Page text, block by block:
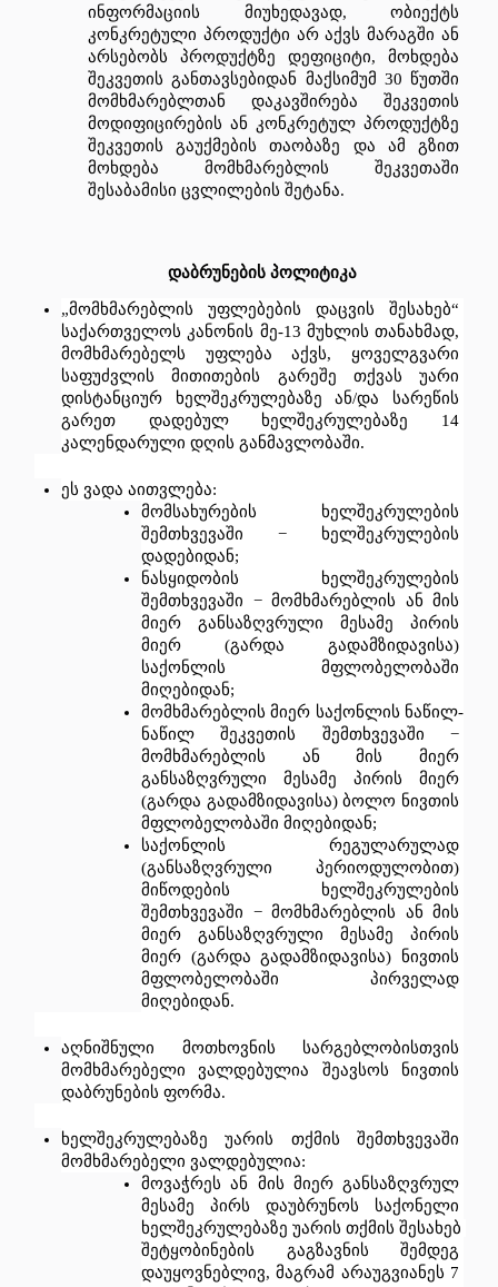
ინფორმაციის
მიუხედავად, ობიექტს
კონკრეტული პროდუქტი არ აქვს მარაგში ან
არსებობს
პროდუქტზე დეფიციტი, მოხდება
შეკვეთის განთავსებიდან მაქსიმუმ 30 წუთში
მომხმარებლთან
დაკავშირება
შეკვეთის
მოდიფიცირების ან კონკრეტულ პროდუქტზე
შეკვეთის
გაუქმების თაობაზე და ამ
გზით
მოხდება
მომხმარებლის
შეკვეთაში
შესაბამისი ცვლილების შეტანა.
დაბრუნების პოლიტიკა
„მომხმარებლის უფლებების დაცვის შესახებ
საქართველოს კანონის მე-13 მუხლის თანახმად
მომხმარებელს
უფლება აქვს, ყოველგვარი
საფუძვლის
მითითების გარეშე თქვას
უარი
დისტანციურ
ხელშეკრულებაზე ან/და
სარეწის
გარეთ
დადებულ ხელშეკრულებაზე
კალენდარული დღის განმავლობაში.
ეს ვადა აითვლება:
მომსახურების
ხელშეკრულების
შემთხვევაში − ხელშეკრულების
დადებიდან;
ნასყიდობის
ხელშეკრულების
შემთხვევაში − მომხმარებლის ან მის
მიერ
განსაზღვრული მესამე
პირის
მიერ (გარდა გადამზიდავისა
საქონლის
მფლობელობაში
მიღებიდან;
მომხმარებლის მიერ საქონლის ნაწილ-
ნაწილ
შეკვეთის შემთხვევაში
მომხმარებლის
ან მის
მიერ
განსაზღვრული
მესამე პირის
მიერ
(გარდა გადამზიდავისა) ბოლო ნივთის
მფლობელობაში მიღებიდან;
საქონლის
რეგულარულად
(განსაზღვრული პერიოდულობით
მიწოდების
ხელშეკრულების
შემთხვევაში − მომხმარებლის ან მის
მიერ
განსაზღვრული მესამე
პირის
მიერ (გარდა გადამზიდავისა) ნივთის
მფლობელობაში
პირველად
მიღებიდან.
აღნიშნული მოთხოვნის
სარგებლობისთვის
მომხმარებელი
ვალდებულია შეავსოს
ნივთის
დაბრუნების ფორმა.
ხელშეკრულებაზე უარის თქმის
შემთხვევაში
მომხმარებელი ვალდებულია:
მოვაჭრეს ან მის მიერ განსაზღვრულ
მესამე
პირს დაუბრუნოს
საქონელი
ხელშეკრულებაზე უარის თქმის შესახებ
შეტყობინების
გაგზავნის
შემდეგ
დაუყოვნებლივ, მაგრამ არაუგვიანეს